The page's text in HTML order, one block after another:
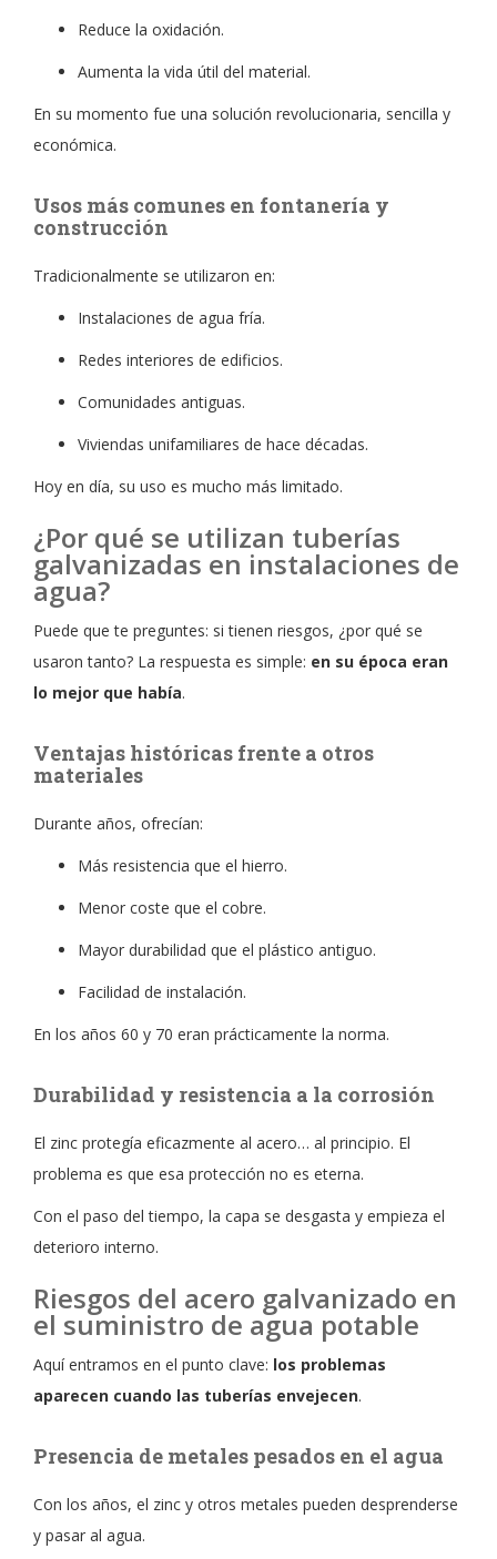
Reduce la oxidación.
Aumenta la vida útil del material.
En su momento fue una solución revolucionaria, sencilla y
económica.
Usos más comunes en fontanería y
construcción
Tradicionalmente se utilizaron en:
Instalaciones de agua fría.
Redes interiores de edificios.
Comunidades antiguas.
Viviendas unifamiliares de hace décadas.
Hoy en día, su uso es mucho más limitado.
¿Por qué se utilizan tuberías
galvanizadas en instalaciones de
agua?
Puede que te preguntes: si tienen riesgos, ¿por qué se
usaron tanto? La respuesta es simple: en su época eran
lo mejor que había.
Ventajas históricas frente a otros
materiales
Durante años, ofrecían:
Más resistencia que el hierro.
Menor coste que el cobre.
Mayor durabilidad que el plástico antiguo.
Facilidad de instalación.
En los años 60 y 70 eran prácticamente la norma.
Durabilidad y resistencia a la corrosión
El zinc protegía eficazmente al acero… al principio. El
problema es que esa protección no es eterna.
Con el paso del tiempo, la capa se desgasta y empieza el
deterioro interno.
Riesgos del acero galvanizado en
el suministro de agua potable
Aquí entramos en el punto clave: los problemas
aparecen cuando las tuberías envejecen.
Presencia de metales pesados en el agua
Con los años, el zinc y otros metales pueden desprenderse
y pasar al agua.